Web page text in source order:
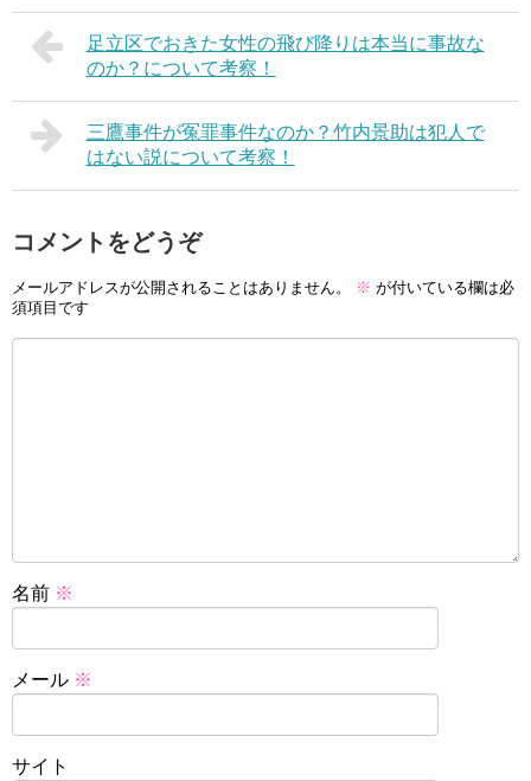
足立区でおきた女性の飛び降りは本当に事故な
のか？について考察！
三鷹事件が冤罪事件なのか？竹内景助は犯人で
はない説について考察！
コメントをどうぞ
メールアドレスが公開されることはありません。 ※ が付いている欄は必
須項目です
名前 ※
メール ※
サイト